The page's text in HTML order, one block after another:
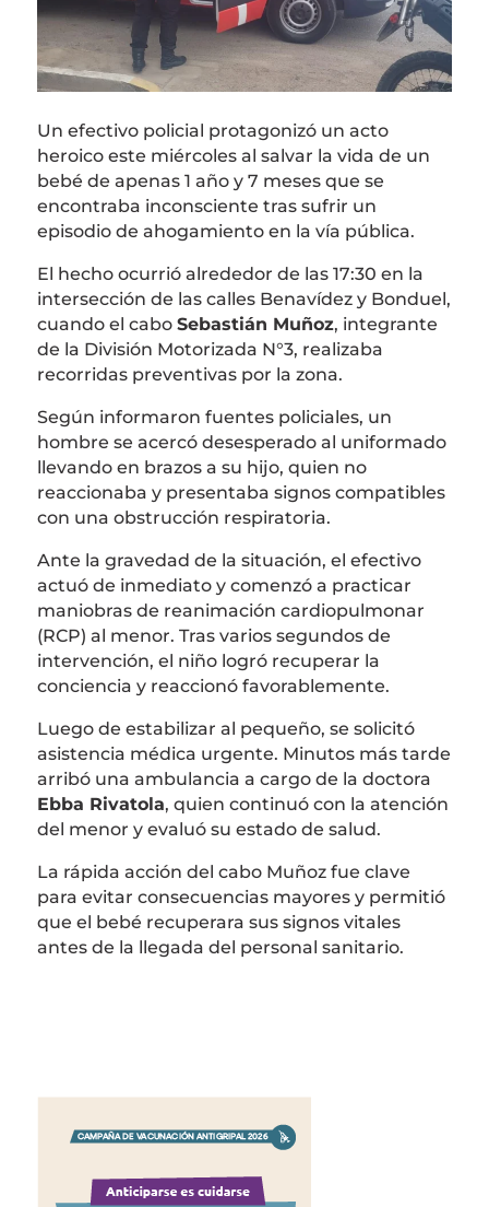
Un efectivo policial protagonizó un acto
heroico este miércoles al salvar la vida de un
bebé de apenas 1 año y 7 meses que se
encontraba inconsciente tras sufrir un
episodio de ahogamiento en la vía pública.
El hecho ocurrió alrededor de las 17:30 en la
intersección de las calles Benavídez y Bonduel,
cuando el cabo Sebastián Muñoz, integrante
de la División Motorizada N°3, realizaba
recorridas preventivas por la zona.
Según informaron fuentes policiales, un
hombre se acercó desesperado al uniformado
llevando en brazos a su hijo, quien no
reaccionaba y presentaba signos compatibles
con una obstrucción respiratoria.
Ante la gravedad de la situación, el efectivo
actuó de inmediato y comenzó a practicar
maniobras de reanimación cardiopulmonar
(RCP) al menor. Tras varios segundos de
intervención, el niño logró recuperar la
conciencia y reaccionó favorablemente.
Luego de estabilizar al pequeño, se solicitó
asistencia médica urgente. Minutos más tarde
arribó una ambulancia a cargo de la doctora
Ebba Rivatola, quien continuó con la atención
del menor y evaluó su estado de salud.
La rápida acción del cabo Muñoz fue clave
para evitar consecuencias mayores y permitió
que el bebé recuperara sus signos vitales
antes de la llegada del personal sanitario.